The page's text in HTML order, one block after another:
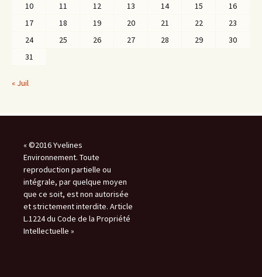
10
11 12 13 14 15
16
17
18 19 20 21 22
23
24
25 26 27 28 29
30
31
« Juil
« ©2016 Yvelines
Environnement. Toute
reproduction partielle ou
intégrale, par quelque moyen
que ce soit, est non autorisée
et strictement interdite. Article
L.1224 du Code de la Propriété
Intellectuelle »